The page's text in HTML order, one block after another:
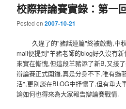
校際辯論賽實錄：第一
Posted on2007-10-21
久違了的"豬話連篇"終被啟動,中秋
mail便提到"羊豬老師的blog好久沒有
來實在慚愧,但這段羊豬添了新B,又接
辯論賽正式開鑼,真是分身不下,唯有過
活",更別談在BLOG中抒懷了,但有重大
論如何也得來為大家報告辯論賽戰情.